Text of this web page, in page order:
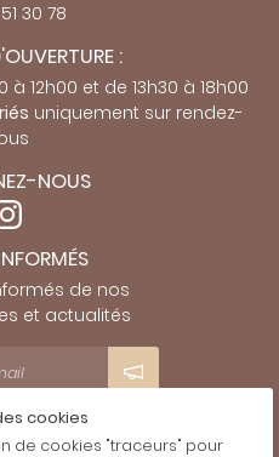
30 78
:
à 12h00 et de 13h30 à 18h00
uniquement sur rendez-
NOUS
de nos
et actualités
Légales
cookies
de cookies "traceurs" pour